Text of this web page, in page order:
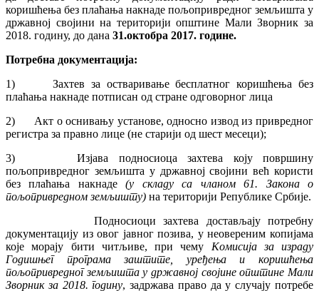
коришћења без плаћања накнаде пољопривредног земљишта у
државној својини на територији општине Мали Зворник за
2018. годину, до дана 31.октобра 2017. године.
Потребна документација:
1) Захтев за остваривање бесплатног коришћења без
плаћања накнаде потписан од стране одговорног лица
2) Акт о оснивању установе, односно извод из привредног
регистра за правно лице (не старији од шест месеци);
3) Изјава подносиоца захтева коју површину
пољопривредног земљишта у државној својини већ користи
без плаћања накнаде(у складу са чланом 61. Закона о
пољопривредном земљишту) на територији Републике Србије.
Подносиоци захтева достављају потребну
документацију из овог јавног позива, у неовереним копијама
које морају бити читљиве, при чему Комисијаза израду
Годишњег програма заштите, уређења и коришћења
пољопривредног земљишта у државној својине општине Мали
Зворник за 2018. годину, задржава право да у случају потребе